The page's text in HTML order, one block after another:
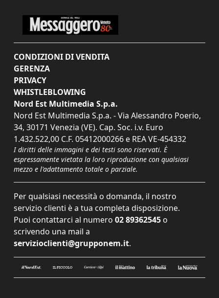
CONDIZIONI DI VENDITA
GERENZA
PRIVACY
WHISTLEBLOWING
Nord Est Multimedia S.p.a.
Nord Est Multimedia S.p.a. - Via Alessandro Poerio,
34, 30171 Venezia (VE). Cap. Soc. i.v. Euro
1.432.522,00 C.F. 05412000266 e REA VE-454332
I diritti delle immagini e dei testi sono riservati. È
espressamente vietata la loro riproduzione con qualsiasi
mezzo e l'adattamento totale o parziale.
Per qualsiasi necessità o domanda, il nostro
servizio clienti è a tua completa disposizione.
Puoi contattarci al numero 02 89362545 o
scrivendo una mail a
servizioclienti@grupponem.it.